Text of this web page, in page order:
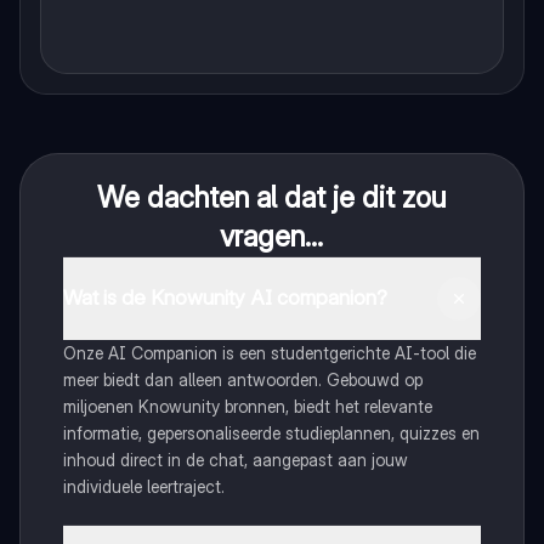
We dachten al dat je dit zou
vragen...
Onze AI Companion is een studentgerichte AI-tool die
meer biedt dan alleen antwoorden. Gebouwd op
miljoenen Knowunity bronnen, biedt het relevante
informatie, gepersonaliseerde studieplannen, quizzes en
inhoud direct in de chat, aangepast aan jouw
individuele leertraject.